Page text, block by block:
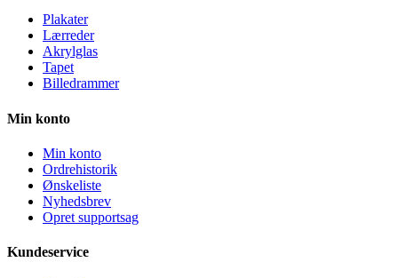
Plakater
Lærreder
Akrylglas
Tapet
Billedrammer
Min konto
Min konto
Ordrehistorik
Ønskeliste
Nyhedsbrev
Opret supportsag
Kundeservice